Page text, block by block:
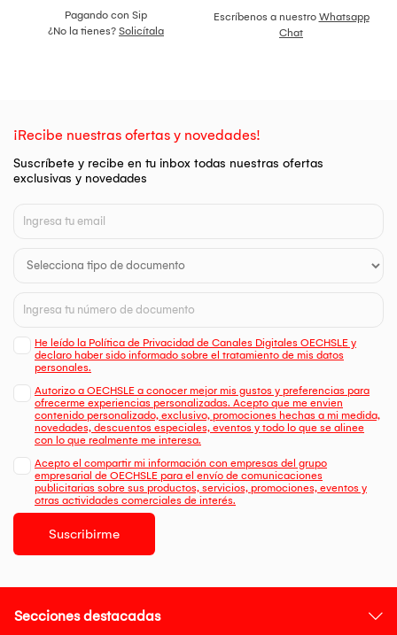
Pagando con Sip
¿No la tienes? Solicítala
Escríbenos a nuestro Whatsapp
Chat
¡Recibe nuestras ofertas y novedades!
Suscríbete y recibe en tu inbox todas nuestras ofertas
exclusivas y novedades
He leído la Política de Privacidad de Canales Digitales OECHSLE y
declaro haber sido informado sobre el tratamiento de mis datos
personales.
Autorizo a OECHSLE a conocer mejor mis gustos y preferencias para
ofrecerme experiencias personalizadas. Acepto que me envien
contenido personalizado, exclusivo, promociones hechas a mi medida,
novedades, descuentos especiales, eventos y todo lo que se alinee
con lo que realmente me interesa.
Acepto el compartir mi información con empresas del grupo
empresarial de OECHSLE para el envío de comunicaciones
publicitarias sobre sus productos, servicios, promociones, eventos y
otras actividades comerciales de interés.
Suscribirme
Secciones destacadas